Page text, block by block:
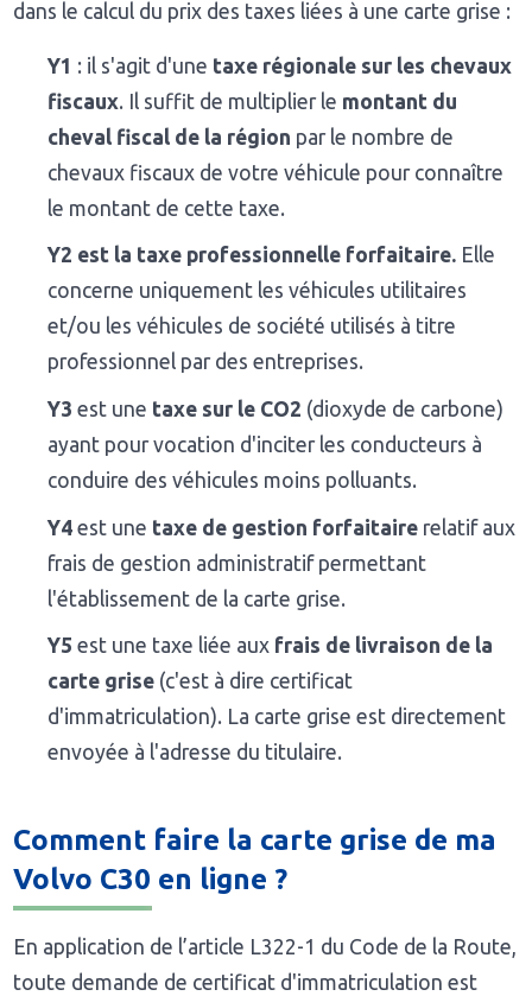
dans le calcul du prix des taxes liées à une carte grise :
Y1 : il s'agit d'une taxe régionale sur les chevaux
fiscaux. Il suffit de multiplier le montant du
cheval fiscal de la région par le nombre de
chevaux fiscaux de votre véhicule pour connaître
le montant de cette taxe.
Y2 est la taxe professionnelle forfaitaire. Elle
concerne uniquement les véhicules utilitaires
et/ou les véhicules de société utilisés à titre
professionnel par des entreprises.
Y3 est une taxe sur le CO2 (dioxyde de carbone)
ayant pour vocation d'inciter les conducteurs à
conduire des véhicules moins polluants.
Y4 est une taxe de gestion forfaitaire relatif aux
frais de gestion administratif permettant
l'établissement de la carte grise.
Y5 est une taxe liée aux frais de livraison de la
carte grise (c'est à dire certificat
d'immatriculation). La carte grise est directement
envoyée à l'adresse du titulaire.
Comment faire la carte grise de ma
Volvo C30 en ligne ?
En application de l’article L322-1 du Code de la Route,
toute demande de certificat d'immatriculation est